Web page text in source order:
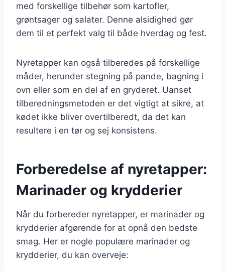
med forskellige tilbehør som kartofler,
grøntsager og salater. Denne alsidighed gør
dem til et perfekt valg til både hverdag og fest.
Nyretapper kan også tilberedes på forskellige
måder, herunder stegning på pande, bagning i
ovn eller som en del af en gryderet. Uanset
tilberedningsmetoden er det vigtigt at sikre, at
kødet ikke bliver overtilberedt, da det kan
resultere i en tør og sej konsistens.
Forberedelse af nyretapper:
Marinader og krydderier
Når du forbereder nyretapper, er marinader og
krydderier afgørende for at opnå den bedste
smag. Her er nogle populære marinader og
krydderier, du kan overveje: